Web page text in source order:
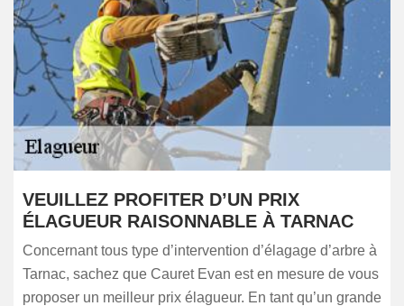
VEUILLEZ PROFITER D’UN PRIX
ÉLAGUEUR RAISONNABLE À TARNAC
Concernant tous type d’intervention d’élagage d’arbre à
Tarnac, sachez que Cauret Evan est en mesure de vous
proposer un meilleur prix élagueur. En tant qu’un grande